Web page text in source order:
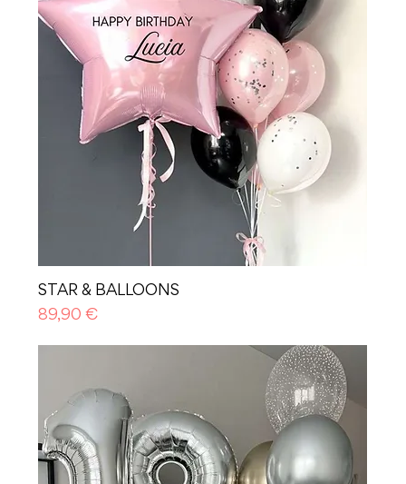
STAR & BALLOONS
Prezzo
89,90 €